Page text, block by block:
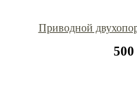
Приводной